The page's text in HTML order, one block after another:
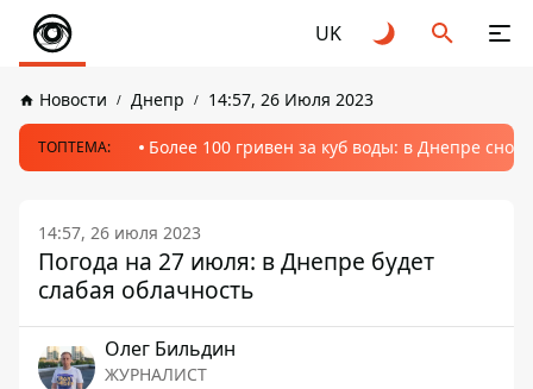
UK
Новости Днепр 14:57, 26 Июля 2023
ТОПТЕМА: Более 100 гривен за куб воды: в Днепре
14:57, 26 июля 2023
Погода на 27 июля: в Днепре будет
слабая облачность
Олег Бильдин
ЖУРНАЛИСТ